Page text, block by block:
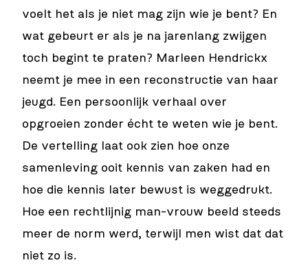
voelt het als je niet mag zijn wie je bent? En
wat gebeurt er als je na jarenlang zwijgen
toch begint te praten? Marleen Hendrickx
neemt je mee in een reconstructie van haar
jeugd. Een persoonlijk verhaal over
opgroeien zonder écht te weten wie je bent.
De vertelling laat ook zien hoe onze
samenleving ooit kennis van zaken had en
hoe die kennis later bewust is weggedrukt.
Hoe een rechtlijnig man-vrouw beeld steeds
meer de norm werd, terwijl men wist dat dat
niet zo is.